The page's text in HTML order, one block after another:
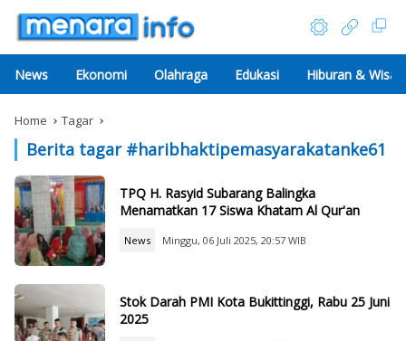
News Ekonomi Olahraga Edukasi Hiburan &
Home Tagar
Berita tagar #haribhaktipemasyarakatanke61
TPQ H. Rasyid Subarang Balingka
Menamatkan 17 Siswa Khatam Al Qur'an
News Minggu, 06 Juli 2025, 20:57 WIB
Stok Darah PMI Kota Bukittinggi, Rabu 25 Juni
2025